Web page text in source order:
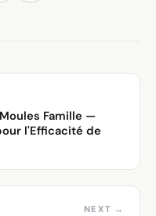
Famille —
l'Efficacité de
NEXT →